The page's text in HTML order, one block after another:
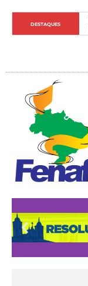
DESTAQUES